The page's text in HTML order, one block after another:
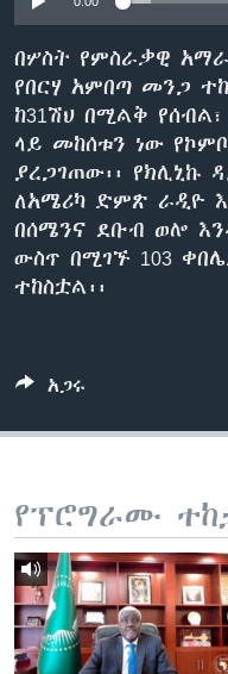
ቋንቋዎች
በሦስት የምስራቃዊ
የበርሃ አምበጣ መንጋ
ከ31ሽህ በሚልቅ
ላይ መከሰቱን ነው
ያረጋገጠው፡፡
ለአሜሪካ ድምጽ ራዲዮ
በሰሜንና ደቡብ ወሎ
ውስጥ በሚገኙ 103
ተከስቷል፡፡
አጋሩ
የፕሮግራሙ